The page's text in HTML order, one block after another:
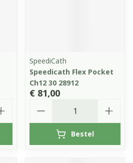
SpeediCath
Speedicath Flex Pocket
Ch12 30 28912
€ 81,00
Bestel